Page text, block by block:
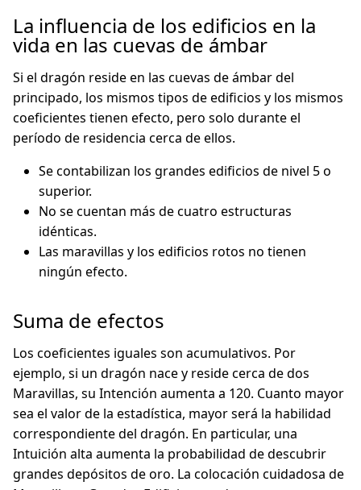
La influencia de los edificios en la
vida en las cuevas de ámbar
Si el dragón reside en las cuevas de ámbar del
principado, los mismos tipos de edificios y los mismos
coeficientes tienen efecto, pero solo durante el
período de residencia cerca de ellos.
Se contabilizan los grandes edificios de nivel 5 o
superior.
No se cuentan más de cuatro estructuras
idénticas.
Las maravillas y los edificios rotos no tienen
ningún efecto.
Suma de efectos
Los coeficientes iguales son acumulativos. Por
ejemplo, si un dragón nace y reside cerca de dos
Maravillas, su Intención aumenta a 120. Cuanto mayor
sea el valor de la estadística, mayor será la habilidad
correspondiente del dragón. En particular, una
Intuición alta aumenta la probabilidad de descubrir
grandes depósitos de oro. La colocación cuidadosa de